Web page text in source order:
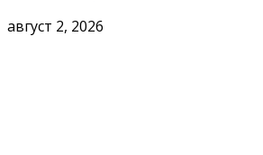
август 2, 2026